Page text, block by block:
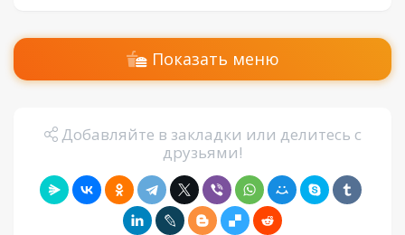
Показать меню
Добавляйте в закладки или делитесь с
друзьями!